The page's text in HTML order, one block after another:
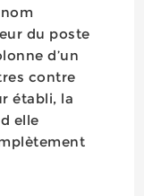
du poste
d’un
contre
établi, la
elle